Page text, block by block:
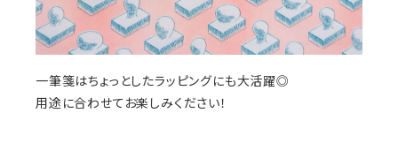
一筆箋はちょっとしたラッピングにも大活躍◎
用途に合わせてお楽しみください！